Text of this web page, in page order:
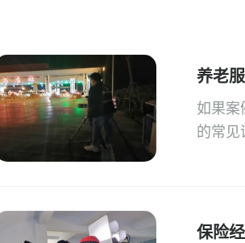
养老
如果案
的常见
保险